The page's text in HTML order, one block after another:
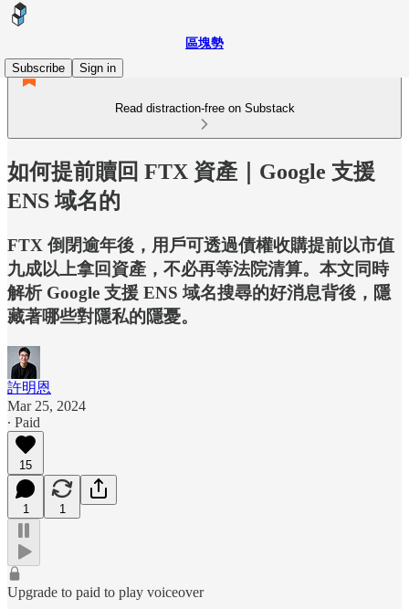
區塊勢
Subscribe
Sign in
Read distraction-free on Substack
如何提前贖回 FTX 資產｜Google 支援
ENS 域名的
FTX 倒閉逾年後，用戶可透過債權收購提前以市值
九成以上拿回資產，不必再等法院清算。本文同時
解析 Google 支援 ENS 域名搜尋的好消息背後，隱
藏著哪些對隱私的隱憂。
許明恩
Mar 25, 2024
∙ Paid
15
1 1
Upgrade to paid to play voiceover